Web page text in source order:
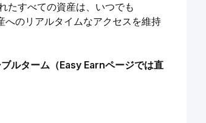
たすべての資産は、いつでも
へのリアルタイムなアクセスを維持
ルターム（Easy Earnページでは直